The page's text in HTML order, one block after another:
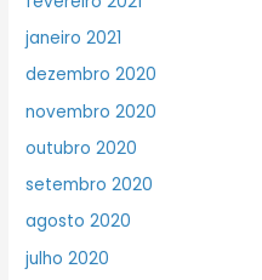
janeiro 2021
dezembro 2020
novembro 2020
outubro 2020
setembro 2020
agosto 2020
julho 2020